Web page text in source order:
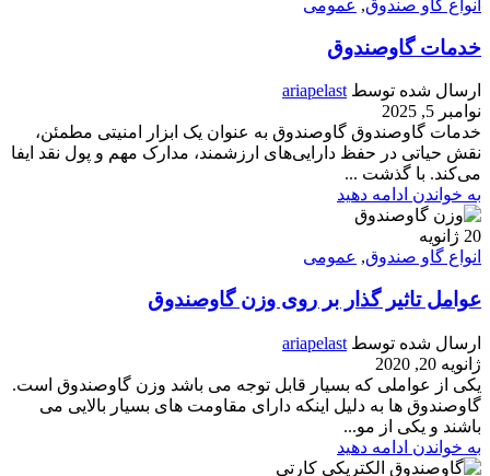
انواع گاو صندوق, عمومی
خدمات گاوصندوق
ارسال شده توسط ariapelast
نوامبر 5, 2025
خدمات گاوصندوق گاوصندوق به عنوان یک ابزار امنیتی مطمئن،
نقش حیاتی در حفظ دارایی‌های ارزشمند، مدارک مهم و پول نقد ایفا
می‌کند. با گذشت ...
به خواندن ادامه دهید
20 ژانویه
انواع گاو صندوق, عمومی
عوامل تاثیر گذار بر روی وزن گاوصندوق
ارسال شده توسط ariapelast
ژانویه 20, 2020
یکی از عواملی که بسیار قابل توجه می باشد وزن گاوصندوق است.
گاوصندوق ها به دلیل اینکه دارای مقاومت های بسیار بالایی می
باشند و یکی از مو...
به خواندن ادامه دهید